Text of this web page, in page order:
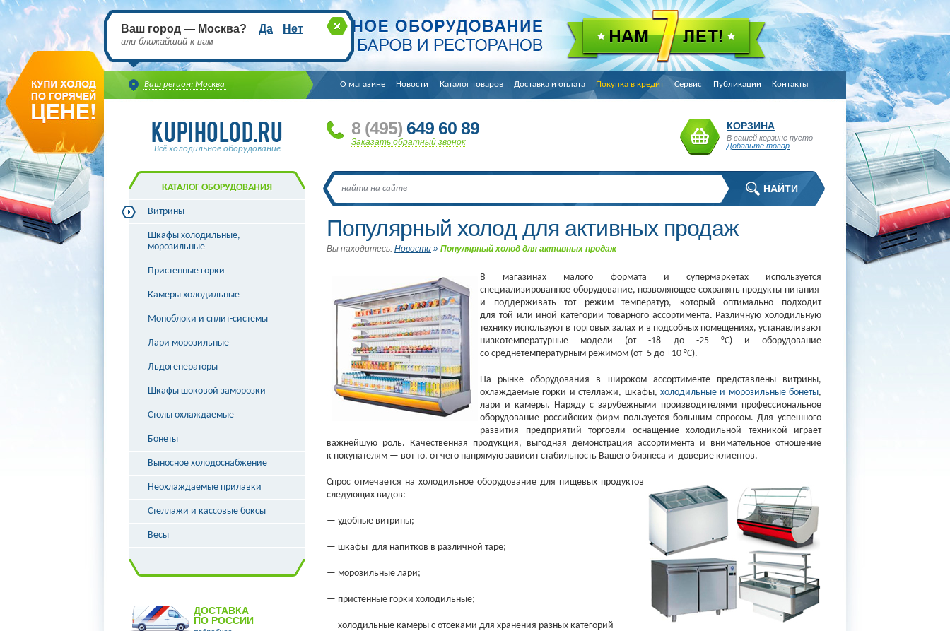
Ваш регион: Москва
Ваш город — Москва? Да Нет
или ближайший к вам
О магазине Новости Каталог товаров Доставка и оплата Покупка в кредит Сервис Публикации Контакты
Всё холодильное оборудование
8 (495) 649 60 89
Заказать обратный звонок
КОРЗИНА
В вашей корзине пусто
Добавьте товар
Популярный холод для активных продаж
Вы находитесь: Новости » Популярный холод для активных продаж
В магазинах малого формата и супермаркетах используется
специализированное оборудование, позволяющее сохранять продукты питания
и поддерживать тот режим температур, который оптимально подходит
для той или иной категории товарного ассортимента. Различную холодильную
технику используют в торговых залах и в подсобных помещениях, устанавливают
низкотемпературные модели
(от -18 до -25 °С) и оборудование
со среднетемпературным режимом (от -5 до +10 °С).
На рынке оборудования в широком ассортименте представлены витрины,
охлаждаемые горки и стеллажи, шкафы, холодильные и морозильные бонеты,
лари и камеры. Наряду с зарубежными производителями профессиональное
оборудование российских фирм пользуется большим спросом. Для успешного
развития предприятий торговли оснащение холодильной техникой играет
важнейшую роль. Качественная продукция, выгодная демонстрация ассортимента и внимательное отношение
к покупателям — вот то, от чего напрямую зависит стабильность Вашего бизнеса и доверие клиентов.
Спрос отмечается на холодильное оборудование для пищевых продуктов
следующих видов:
— удобные витрины;
— шкафы для напитков в различной таре;
— морозильные лари;
— пристенные горки холодильные;
— холодильные камеры с отсеками для хранения разных категорий
КАТАЛОГ ОБОРУДОВАНИЯ
Витрины
Витрины холодильные
Витрины морозильные
Витрины кондитерские
Витрины угловые
Витрины «рыба на льду»
Шкафы холодильные,
морозильные
Пристенные горки
Камеры холодильные
Моноблоки и сплит-системы
Лари морозильные
Льдогенераторы
Шкафы шоковой заморозки
Столы охлаждаемые
Бонеты
Выносное холодоснабжение
Неохлаждаемые прилавки
Стеллажи и кассовые боксы
Весы
ДОСТАВКА
ПО РОССИИ